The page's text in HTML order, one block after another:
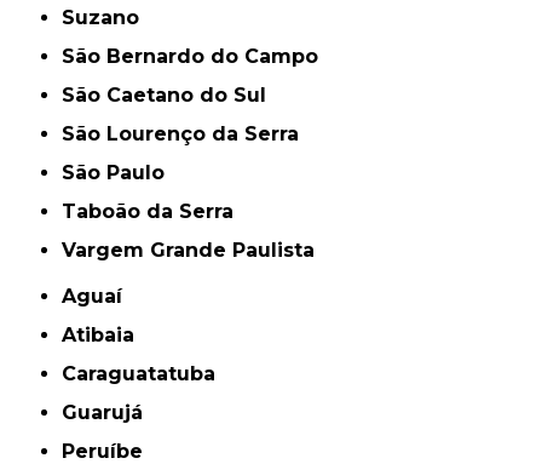
Suzano
São Bernardo do Campo
São Caetano do Sul
São Lourenço da Serra
São Paulo
Taboão da Serra
Vargem Grande Paulista
Aguaí
Atibaia
Caraguatatuba
Guarujá
Peruíbe